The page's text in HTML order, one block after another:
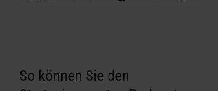
So können Sie den